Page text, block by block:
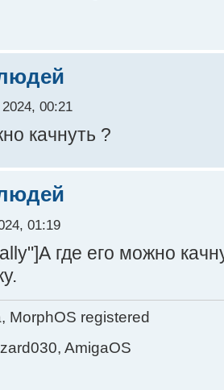
00:21
качнуть ?
01:19
где его можно
MorphOS registered
AmigaOS